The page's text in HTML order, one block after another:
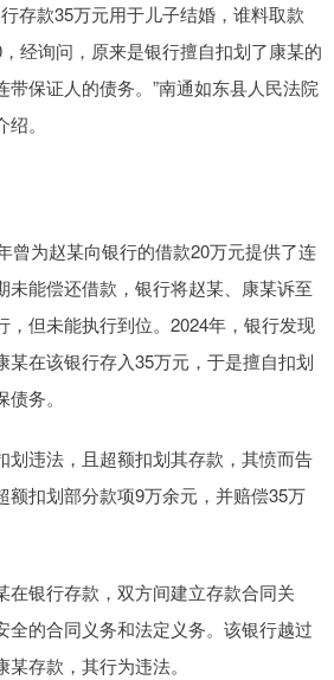
款35万元用于儿子结婚，谁料取款
经询问，原来是银行擅自扣划了康某的
带保证人的债务。”南通如东县人民法院
。
为赵某向银行的借款20万元提供了连
未能偿还借款，银行将赵某、康某诉至
，但未能执行到位。2024年，银行发现
某在该银行存入35万元，于是擅自扣划
务。
违法，且超额扣划其存款，其愤而告
额扣划部分款项9万余元，并赔偿35万
银行存款，双方间建立存款合同关
全的合同义务和法定义务。该银行越过
存款，其行为违法。